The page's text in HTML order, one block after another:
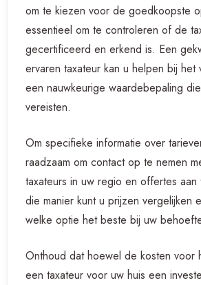
om te kiezen voor de goedkoopste
essentieel om te controleren of de
gecertificeerd en erkend is. Een
ervaren taxateur kan u helpen bij het
een nauwkeurige waardebepaling
vereisten.
Om specifieke informatie over
raadzaam om contact op te nemen
taxateurs in uw regio en offertes
die manier kunt u prijzen vergelijken
welke optie het beste bij uw
Onthoud dat hoewel de kosten voor
een taxateur voor uw huis een